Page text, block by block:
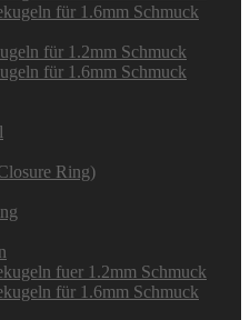
für 1.6mm Schmuck
für 1.2mm Schmuck
für 1.6mm Schmuck
Ring)
fuer 1.2mm Schmuck
für 1.6mm Schmuck